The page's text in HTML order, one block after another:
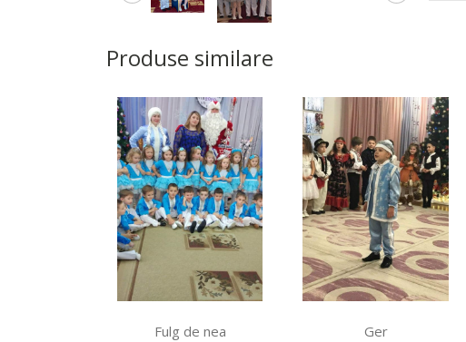
Produse similare
Fulg de nea Ger